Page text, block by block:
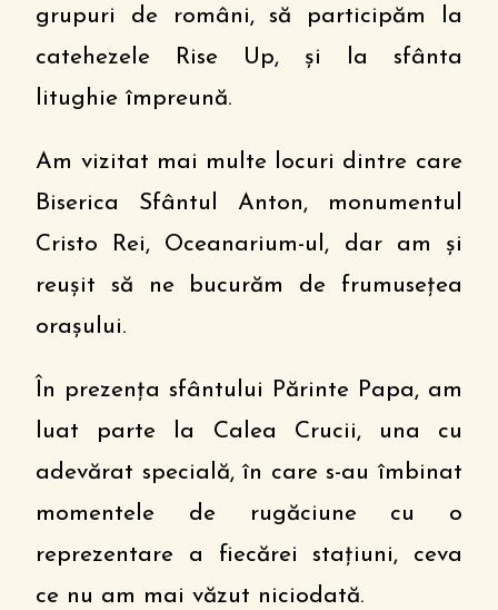
grupuri de români, să participăm la
catehezele Rise Up, și la sfânta
litughie împreună.
Am vizitat mai multe locuri dintre care
Biserica Sfântul Anton, monumentul
Cristo Rei, Oceanarium-ul, dar am și
reușit să ne bucurăm de frumusețea
orașului.
În prezența sfântului Părinte Papa, am
luat parte la Calea Crucii, una cu
adevărat specială, în care s-au îmbinat
momentele de rugăciune cu o
reprezentare a fiecărei stațiuni, ceva
ce nu am mai văzut niciodată.